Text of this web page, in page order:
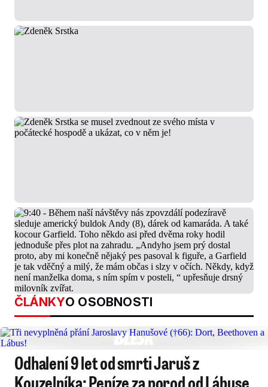
ČLÁNKYO OSOBNOSTI
Odhalení 9 let od smrti Jaruš z
Kouzelníka: Peníze za porod od Lábuse